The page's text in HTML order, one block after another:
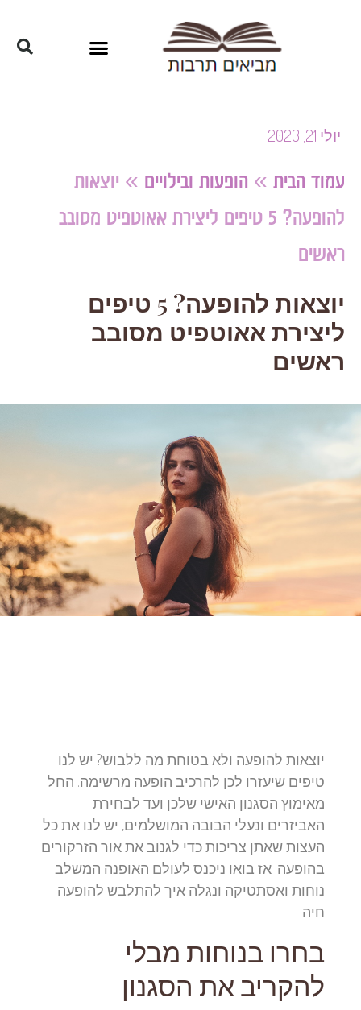
יולי 21, 2023
עמוד הבית»הופעות ובילויים»יוצאות
להופעה? 5 טיפים ליצירת אאוטפיט מסובב
ראשים
יוצאות להופעה? 5 טיפים
ליצירת אאוטפיט מסובב
ראשים
יוצאות להופעה ולא בטוחת מה ללבוש? יש לנו
טיפים שיעזרו לכן להרכיב הופעה מרשימה. החל
מאימוץ הסגנון האישי שלכן ועד לבחירת
האביזרים ונעלי הבובה המושלמים, יש לנו את כל
העצות שאתן צריכות כדי לגנוב את אור הזרקורים
בהופעה. אז בואו ניכנס לעולם האופנה המשלב
נוחות ואסתטיקה ונגלה איך להתלבש להופעה
חיה!
בחרו בנוחות מבלי
להקריב את הסגנון